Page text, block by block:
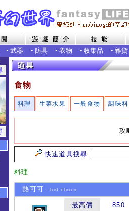
• 武器 • 防具 • 衣物 • 收集品 • 雜貨
食物
料理 生菜水果 一般食物 調味料
攻
快速道具搜尋
料理
熱可可 - hot choco
最高價 850